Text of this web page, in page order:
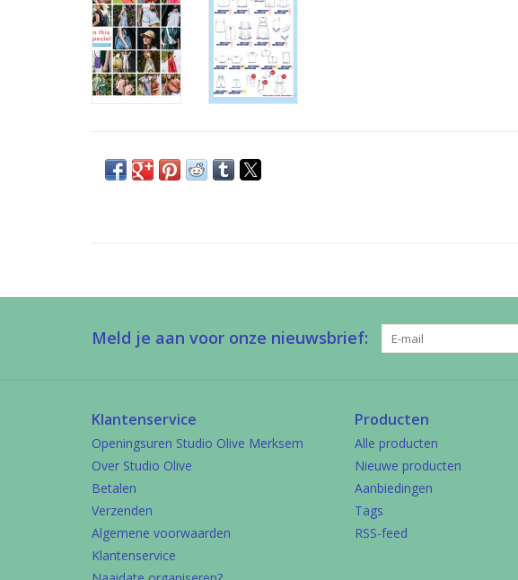
Meld je aan voor onze nieuwsbrief:
Klantenservice
Openingsuren Studio Olive Merksem
Over Studio Olive
Betalen
Verzenden
Algemene voorwaarden
Klantenservice
Producten
Alle producten
Nieuwe producten
Aanbiedingen
Tags
RSS-feed